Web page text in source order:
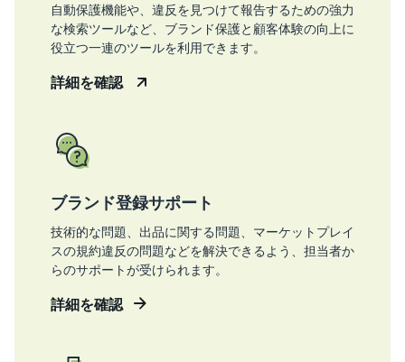
自動保護機能や、違反を見つけて報告するための強力
な検索ツールなど、ブランド保護と顧客体験の向上に
役立つ一連のツールを利用できます。
詳細を確認
ブランド登録サポート
技術的な問題、出品に関する問題、マーケットプレイ
スの規約違反の問題などを解決できるよう、担当者か
らのサポートが受けられます。
詳細を確認